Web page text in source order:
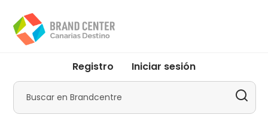
contenido
principal
menu
Promotur
Registro Iniciar sesión
Buscar